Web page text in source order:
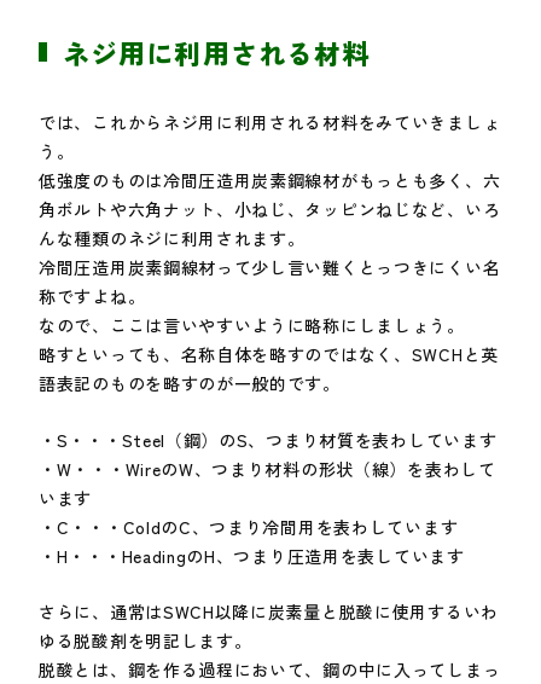
ネジ用に利用される材料
では、これからネジ用に利用される材料をみていきましょ
う。
低強度のものは冷間圧造用炭素鋼線材がもっとも多く、六
角ボルトや六角ナット、小ねじ、タッピンねじなど、いろ
んな種類のネジに利用されます。
冷間圧造用炭素鋼線材って少し言い難くとっつきにくい名
称ですよね。
なので、ここは言いやすいように略称にしましょう。
略すといっても、名称自体を略すのではなく、SWCHと英
語表記のものを略すのが一般的です。
・S・・・Steel（鋼）のS、つまり材質を表わしています
・W・・・WireのW、つまり材料の形状（線）を表わして
います
・C・・・ColdのC、つまり冷間用を表わしています
・H・・・HeadingのH、つまり圧造用を表しています
さらに、通常はSWCH以降に炭素量と脱酸に使用するいわ
ゆる脱酸剤を明記します。
脱酸とは、鋼を作る過程において、鋼の中に入ってしまっ